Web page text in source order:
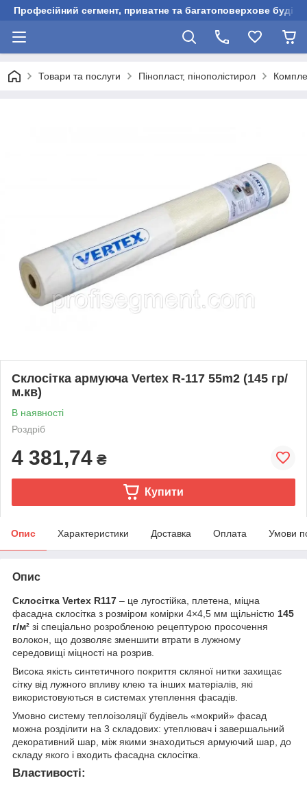
Професійний сегмент, приватне та багатоповерхове
Товари та послуги Пінопласт, пінополістирол
Склосітка армуюча Vertex R-117 55m2 (145 гр/
м.кв)
В наявності
Роздріб
4 381,74 ₴
Купити
Опис Характеристики Доставка Оплата Умови
Опис
Склосітка Vertex R117 – це лугостійка, плетена, міцна
фасадна склосітка з розміром комірки 4×4,5 мм щільністю 145
г/м² зі спеціально розробленою рецептурою просочення
волокон, що дозволяє зменшити втрати в лужному
середовищі міцності на розрив.
Висока якість синтетичного покриття скляної нитки захищає
сітку від лужного впливу клею та інших матеріалів, які
використовуються в системах утеплення фасадів.
Умовно систему теплоізоляції будівель «мокрий» фасад
можна розділити на 3 складових: утеплювач і завершальний
декоративний шар, між якими знаходиться армуючий шар, до
складу якого і входить фасадна склосітка.
Властивості: